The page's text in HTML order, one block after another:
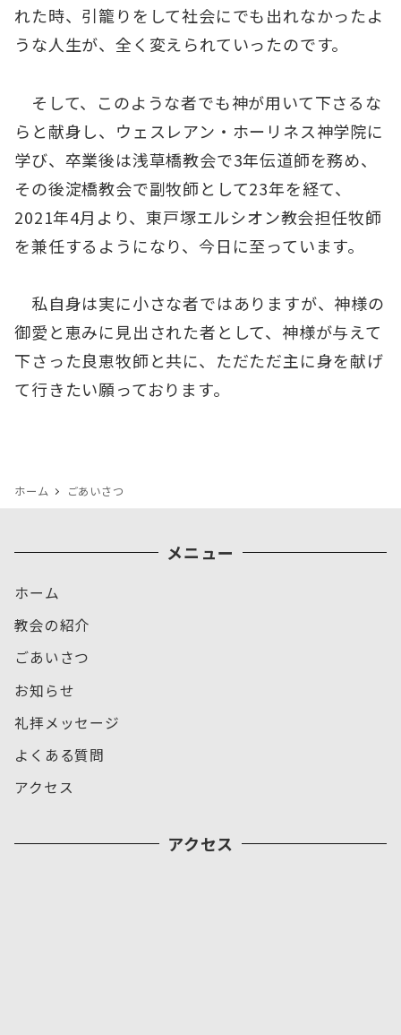
れた時、引籠りをして社会にでも出れなかったよ
うな人生が、全く変えられていったのです。
そして、このような者でも神が用いて下さるな
らと献身し、ウェスレアン・ホーリネス神学院に
学び、卒業後は浅草橋教会で3年伝道師を務め、
その後淀橋教会で副牧師として23年を経て、
2021年4月より、東戸塚エルシオン教会担任牧師
を兼任するようになり、今日に至っています。
私自身は実に小さな者ではありますが、神様の
御愛と恵みに見出された者として、神様が与えて
下さった良恵牧師と共に、ただただ主に身を献げ
て行きたい願っております。
ホーム ごあいさつ
メニュー
ホーム
教会の紹介
ごあいさつ
お知らせ
礼拝メッセージ
よくある質問
アクセス
アクセス